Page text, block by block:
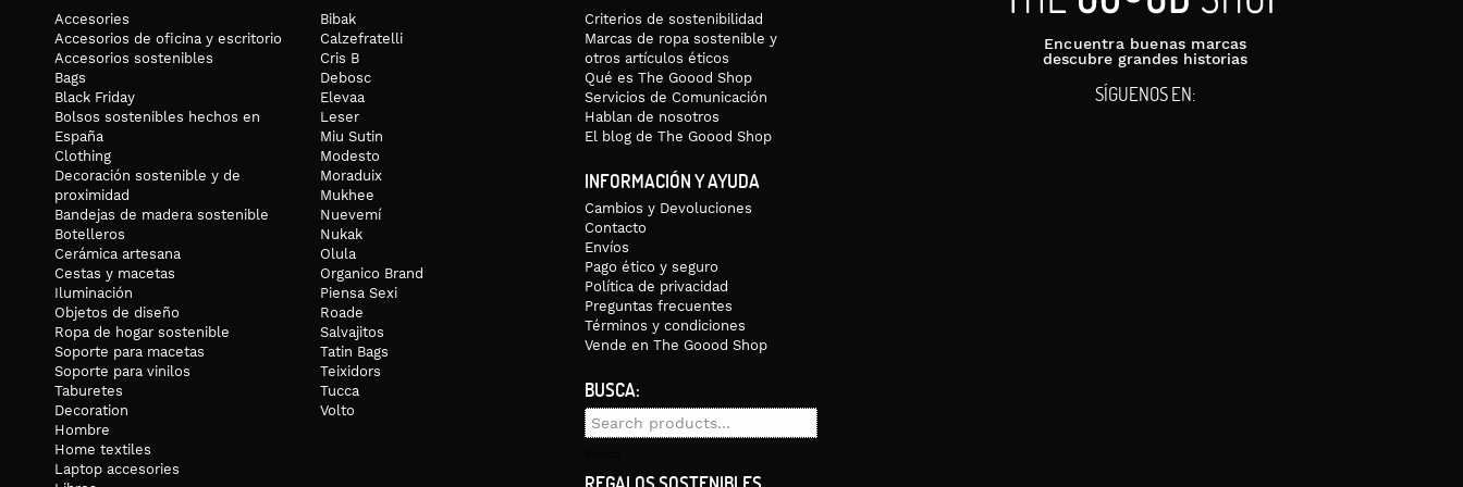
Accesories
Accesorios de oficina y escritorio
Accesorios sostenibles
Bags
Black Friday
Bolsos sostenibles hechos en
España
Clothing
Decoración sostenible y de
proximidad
Bandejas de madera sostenible
Botelleros
Cerámica artesana
Cestas y macetas
Iluminación
Objetos de diseño
Ropa de hogar sostenible
Soporte para macetas
Soporte para vinilos
Taburetes
Decoration
Hombre
Home textiles
Laptop accesories
Bibak
Calzefratelli
Cris B
Debosc
Elevaa
Leser
Miu Sutin
Modesto
Moraduix
Mukhee
Nuevemí
Nukak
Olula
Organico Brand
Piensa Sexi
Roade
Salvajitos
Tatin Bags
Teixidors
Tucca
Volto
Criterios de sostenibilidad
Marcas de ropa sostenible y
otros artículos éticos
Qué es The Goood Shop
Servicios de Comunicación
Hablan de nosotros
El blog de The Goood Shop
INFORMACIÓN Y AYUDA
Cambios y Devoluciones
Contacto
Envíos
Pago ético y seguro
Política de privacidad
Preguntas frecuentes
Términos y condiciones
Vende en The Goood Shop
BUSCA:
Search
Encuentra buenas marcas
descubre grandes historias
SÍGUENOS EN: